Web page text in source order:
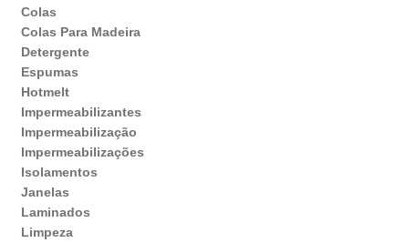
Colas
Colas Para Madeira
Detergente
Espumas
Hotmelt
Impermeabilizantes
Impermeabilização
Impermeabilizações
Isolamentos
Janelas
Laminados
Limpeza